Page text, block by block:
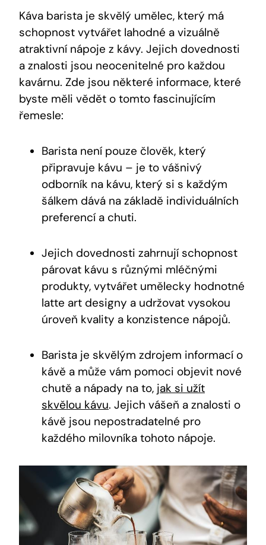
Káva barista je skvělý umělec, který má
schopnost vytvářet lahodné a vizuálně
atraktivní nápoje z kávy. Jejich dovednosti
a znalosti jsou neocenitelné pro každou
kavárnu. Zde jsou některé informace, které
byste měli vědět o tomto fascinujícím
řemesle:
Barista není pouze člověk, který
připravuje kávu – je to vášnivý
odborník na kávu, který si s každým
šálkem dává na základě individuálních
preferencí a chuti.
Jejich dovednosti zahrnují schopnost
párovat kávu s různými mléčnými
produkty, vytvářet umělecky hodnotné
latte art designy a udržovat vysokou
úroveň kvality a konzistence nápojů.
Barista je skvělým zdrojem informací o
kávě a může vám pomoci objevit nové
chutě a nápady na to, jak si užít
skvělou kávu. Jejich vášeň a znalosti o
kávě jsou nepostradatelné pro
každého milovníka tohoto nápoje.